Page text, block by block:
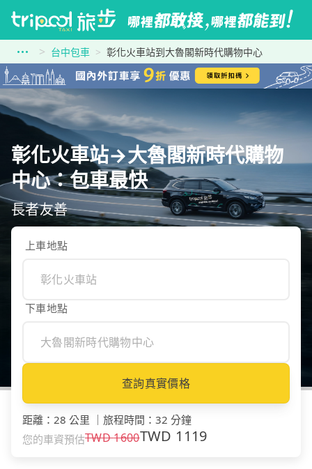
台中包車 彰化火車站到大魯閣新時代購物中心
彰化火車站→大魯閣新時代購物
中心：包車最快
長者友善
上車地點
下車地點
查詢真實價格
距離 ： 28 公里 旅程時間 ： 32 分鐘
您的車資預估TWD1600TWD 1119